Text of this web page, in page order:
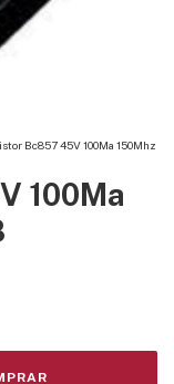
Bc857 45V 100Ma 150Mhz
100Ma